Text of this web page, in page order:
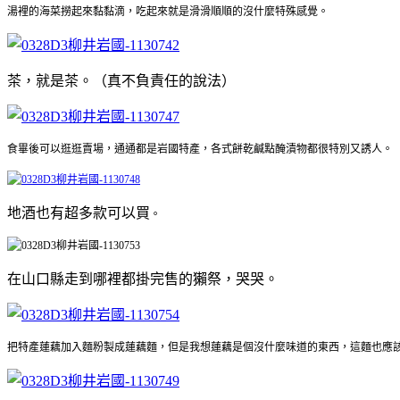
湯裡的海菜撈起來黏黏滴，吃起來就是滑滑順順的沒什麼特殊感覺。
茶，就是茶。（真不負責任的說法）
食畢後可以逛逛賣場，通通都是岩國特產，各式餅乾鹹點醃漬物都很特別又誘人。
地酒也有超多款可以買 。
在山口縣走到哪裡都掛完售的獺祭，哭哭。
把特產蓮藕加入麵粉製成蓮藕麵，但是我想蓮藕是個沒什麼味道的東西，這麵也應